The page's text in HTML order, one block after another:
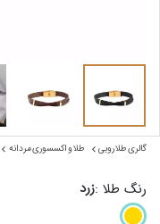
گالری طلا روبی طلا و اکسسوری مردانه
رنگ طلا :زرد